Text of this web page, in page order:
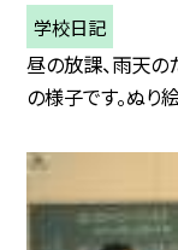
学校日記
昼の放課、雨天
の様子です。ぬり